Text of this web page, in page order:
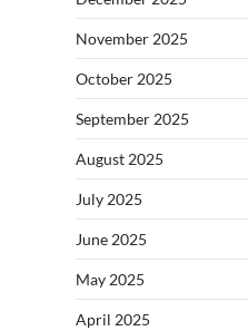
November 2025
October 2025
September 2025
August 2025
July 2025
June 2025
May 2025
April 2025